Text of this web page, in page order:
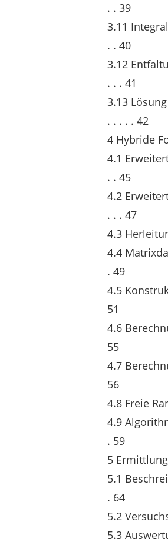
. . 39
3.11
. . 40
3.12
. . . 41
3.13
. . . . . 42
4 Hybride
4.1
. . 45
4.2
. . . 47
4.3
4.4
. 49
4.5
51
4.6
55
4.7
56
4.8 Freie
4.9
. 59
5
5.1
. 64
5.2
5.3